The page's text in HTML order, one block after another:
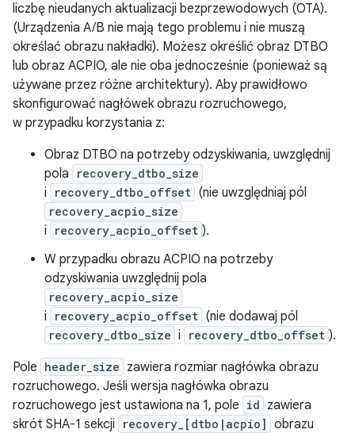
liczbę nieudanych aktualizacji bezprzewodowych (OTA).
(Urządzenia A/B nie mają tego problemu i nie muszą
określać obrazu nakładki). Możesz określić obraz DTBO
lub obraz ACPIO, ale nie oba jednocześnie (ponieważ są
używane przez różne architektury). Aby prawidłowo
skonfigurować nagłówek obrazu rozruchowego,
w przypadku korzystania z:
Obraz DTBO na potrzeby odzyskiwania, uwzględnij
pola
recovery_dtbo_size
i recovery_dtbo_offset (nie uwzględniaj pól
recovery_acpio_size
i recovery_acpio_offset ).
W przypadku obrazu ACPIO na potrzeby
odzyskiwania uwzględnij pola
recovery_acpio_size
i recovery_acpio_offset (nie dodawaj pól
recovery_dtbo_size i recovery_dtbo_offset ).
Pole header_size zawiera rozmiar nagłówka obrazu
rozruchowego. Jeśli wersja nagłówka obrazu
rozruchowego jest ustawiona na 1, pole id zawiera
skrót SHA-1 sekcji
recovery_[dtbo|acpio] obrazu